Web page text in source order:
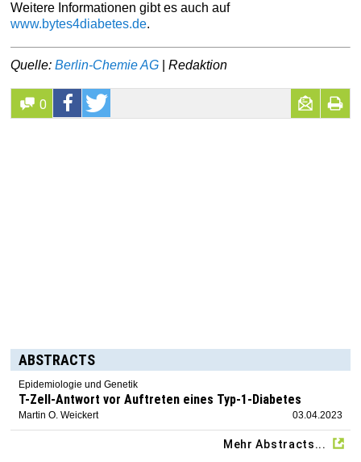
Weitere Informationen gibt es auch auf
www.bytes4diabetes.de.
Quelle:Berlin-Chemie AG |Redaktion
0
ABSTRACTS
Epidemiologie und Genetik
T-Zell-Antwort vor Auftreten eines Typ-1-Diabetes
Martin O. Weickert 03.04.2023
Mehr Abstracts...